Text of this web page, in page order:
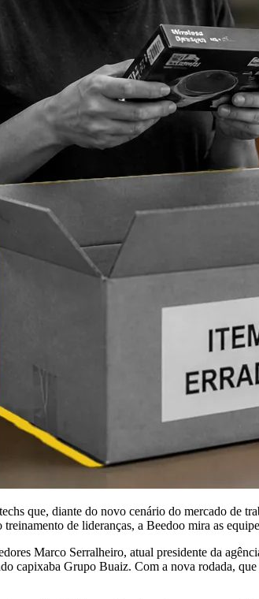
que, diante do novo cenário do mercado de
de lideranças, a Beedoo mira as
Marco Serralheiro, atual presidente da
capixaba Grupo Buaiz. Com a nova rodada,